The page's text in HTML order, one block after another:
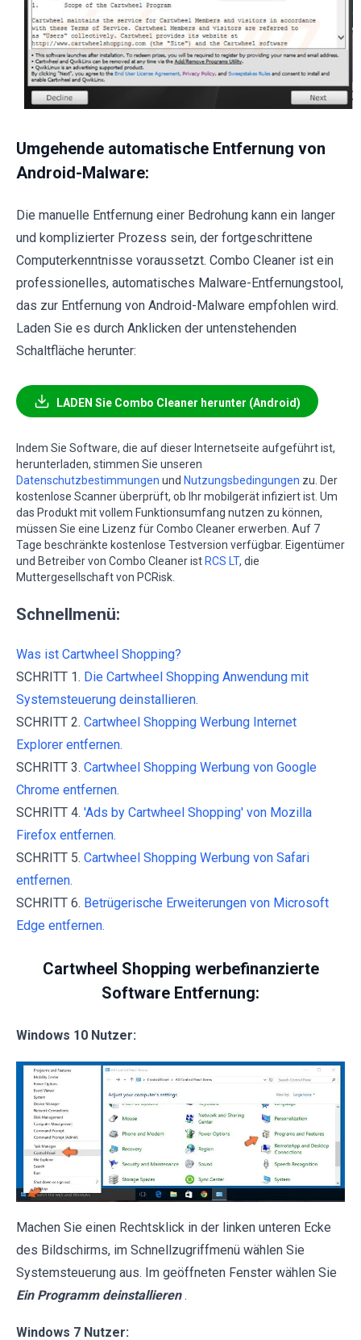
Umgehende automatische Entfernung von
Android-Malware:
Die manuelle Entfernung einer Bedrohung kann ein langer
und komplizierter Prozess sein, der fortgeschrittene
Computerkenntnisse voraussetzt. Combo Cleaner ist ein
professionelles, automatisches Malware-Entfernungstool,
das zur Entfernung von Android-Malware empfohlen wird.
Laden Sie es durch Anklicken der untenstehenden
Schaltfläche herunter:
LADEN Sie Combo Cleaner herunter (Android)
Indem Sie Software, die auf dieser Internetseite aufgeführt ist,
herunterladen, stimmen Sie unseren
Datenschutzbestimmungen und Nutzungsbedingungen zu. Der
kostenlose Scanner überprüft, ob Ihr mobilgerät infiziert ist. Um
das Produkt mit vollem Funktionsumfang nutzen zu können,
müssen Sie eine Lizenz für Combo Cleaner erwerben. Auf 7
Tage beschränkte kostenlose Testversion verfügbar. Eigentümer
und Betreiber von Combo Cleaner ist RCS LT, die
Muttergesellschaft von PCRisk.
Schnellmenü:
Was ist Cartwheel Shopping?
SCHRITT 1. Die Cartwheel Shopping Anwendung mit
Systemsteuerung deinstallieren.
SCHRITT 2. Cartwheel Shopping Werbung Internet
Explorer entfernen.
SCHRITT 3. Cartwheel Shopping Werbung von Google
Chrome entfernen.
SCHRITT 4. 'Ads by Cartwheel Shopping' von Mozilla
Firefox entfernen.
SCHRITT 5. Cartwheel Shopping Werbung von Safari
entfernen.
SCHRITT 6. Betrügerische Erweiterungen von Microsoft
Edge entfernen.
Cartwheel Shopping werbefinanzierte
Software Entfernung:
Windows 10 Nutzer:
Machen Sie einen Rechtsklick in der linken unteren Ecke
des Bildschirms, im Schnellzugriffmenü wählen Sie
Systemsteuerung aus. Im geöffneten Fenster wählen Sie
Ein Programm deinstallieren .
Windows 7 Nutzer: